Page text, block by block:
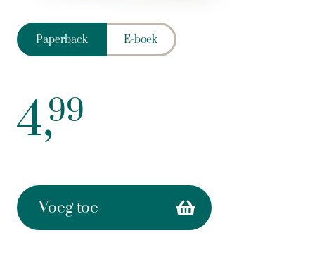
Paperback E-boek
4,99
Voeg toe